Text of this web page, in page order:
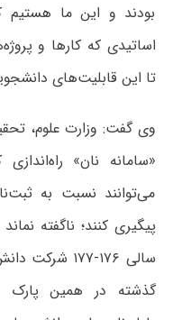
بودند و این ما هستیم
اساتیدی که کارها و
تا این قابلیت‌های
وی گفت: وزارت علوم،
«سامانه نان»
می‌توانند نسبت به
پیگیری کنند؛ ناگفته
سالی ۱۷۶-